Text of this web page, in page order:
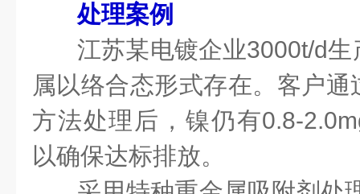
处理案例
江苏某电镀企业3000t/d
属以络合态形式存在。客户
方法处理后，镍仍有0.8-
以确保达标排放。